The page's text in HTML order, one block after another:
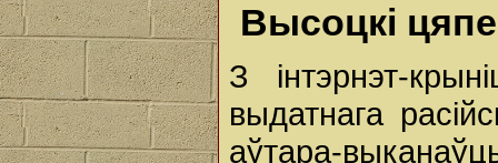
Высоцкі
З інтэрнэт-
выдатнага
аўтара-